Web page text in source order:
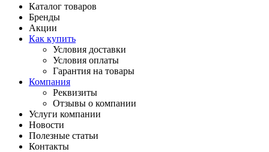
Каталог товаров
Бренды
Акции
Как купить
Условия доставки
Условия оплаты
Гарантия на товары
Компания
Реквизиты
Отзывы о компании
Услуги компании
Новости
Полезные статьи
Контакты